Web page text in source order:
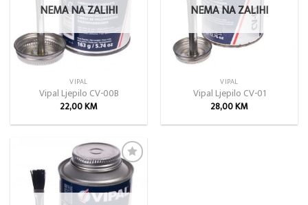
NEMA NA ZALIHI
VIPAL
Vipal Ljepilo CV-00B
22,00KM
NEMA NA ZALIHI
VIPAL
Vipal Ljepilo CV-01
28,00KM
Add to
wishlist